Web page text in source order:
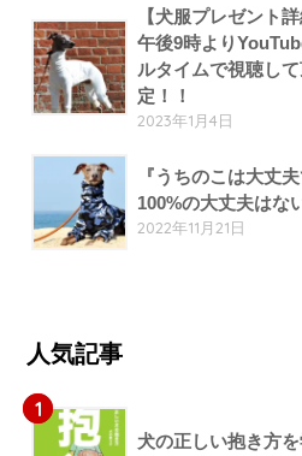
【犬服プレゼント
午後9時より
ルタイムで視聴し
定！！
2023年1月4日
『うちのこは大丈
100%の大丈夫はな
2022年11月21日
人気記事
1
犬の正しい抱き方